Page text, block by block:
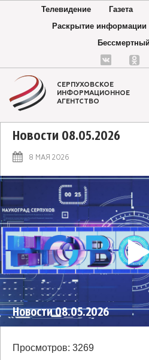
Телевидение Газета
Раскрытие информации
СЕРПУХОВСКОЕ
ИНФОРМАЦИОННОЕ
АГЕНТСТВО
Новости 08.05.2026
8 МАЯ 2026
Новости 08.05.2026
Просмотров: 3269